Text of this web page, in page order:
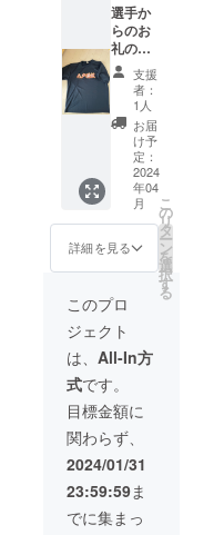
選手か
らのお
礼のお
手紙、
チームT
シャ
ツ、
コーチ
実家の
お店の
お魚干
物セッ
ト ※T
シャツ
サイズ
画像参
照 ※干
物セッ
トの画
像はイ
メージ
です。
時期に
より商
品に変
動がご
ざいま
す。 ※
全て冷
蔵扱
支援
者：
1人
お届
け予
定：
2024
年04
月
詳細を見る
こ
の
リ
タ
ー
ン
を
選
択
す
る
このプロ
ジェクト
は、 All-In方
式です。
目標金額に
関わらず、
2024/01/31
23:59:59ま
でに集まっ